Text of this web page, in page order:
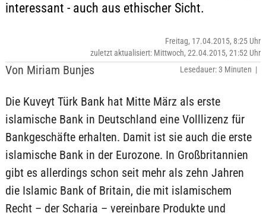
interessant - auch aus ethischer Sicht.
Von Miriam Bunjes
Freitag, 17.04.2015, 8:25 Uhr
zuletzt aktualisiert: Mittwoch, 22.04.2015, 21:52 Uhr
Lesedauer: 3 Minuten |
Die Kuveyt Türk Bank hat Mitte März als erste
islamische Bank in Deutschland eine Volllizenz für
Bankgeschäfte erhalten. Damit ist sie auch die erste
islamische Bank in der Eurozone. In Großbritannien
gibt es allerdings schon seit mehr als zehn Jahren
die Islamic Bank of Britain, die mit islamischem
Recht – der Scharia – vereinbare Produkte und